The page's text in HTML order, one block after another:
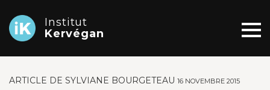
Institut
Kervégan
ARTICLE DE SYLVIANE BOURGETEAU 16 NOVEMBRE 2015